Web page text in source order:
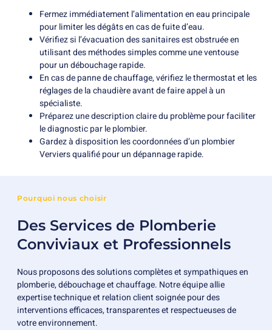
Fermez immédiatement l’alimentation en eau principale
pour limiter les dégâts en cas de fuite d’eau.
Vérifiez si l’évacuation des sanitaires est obstruée en
utilisant des méthodes simples comme une ventouse
pour un débouchage rapide.
En cas de panne de chauffage, vérifiez le thermostat et les
réglages de la chaudière avant de faire appel à un
spécialiste.
Préparez une description claire du problème pour faciliter
le diagnostic par le plombier.
Gardez à disposition les coordonnées d’un plombier
Verviers qualifié pour un dépannage rapide.
Pourquoi nous choisir
Des Services de Plomberie
Conviviaux et Professionnels
Nous proposons des solutions complètes et sympathiques en
plomberie, débouchage et chauffage. Notre équipe allie
expertise technique et relation client soignée pour des
interventions efficaces, transparentes et respectueuses de
votre environnement.